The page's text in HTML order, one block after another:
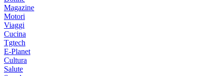
Magazine
Motori
Viaggi
Cucina
Tgtech
E-Planet
Cultura
Salute